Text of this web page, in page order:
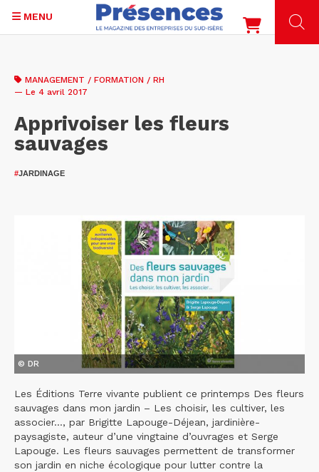
contenu
MENU
MANAGEMENT / FORMATION / RH
— Le 4 avril 2017
Apprivoiser les fleurs
sauvages
#JARDINAGE
© DR
Les Éditions Terre vivante publient ce printemps Des fleurs
sauvages dans mon jardin – Les choisir, les cultiver, les
associer..., par Brigitte Lapouge-Déjean, jardinière-
paysagiste, auteur d’une vingtaine d’ouvrages et Serge
Lapouge. Les fleurs sauvages permettent de transformer
son jardin en niche écologique pour lutter contre la